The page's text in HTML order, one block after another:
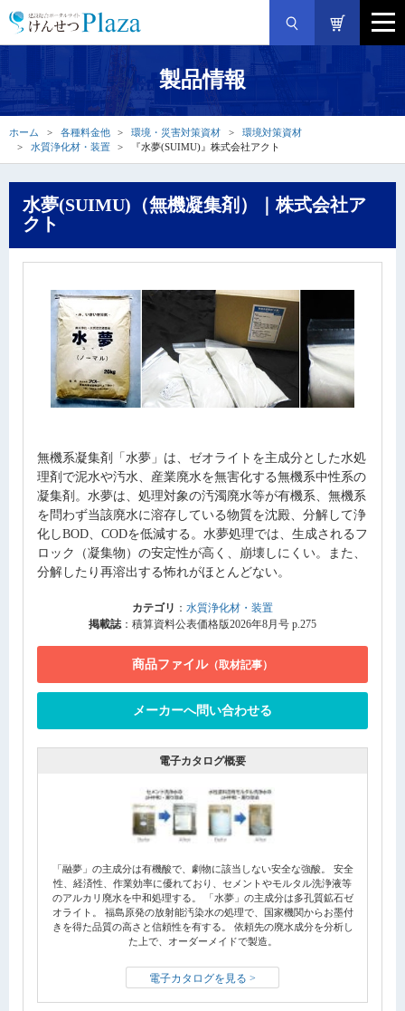
製品情報
ホーム 各種料金他 環境・災害対策資材
環境対策資材
水質浄化材・装置
『水夢(SUIMU)』株式会社アクト
水夢(SUIMU)（無機凝集剤）｜株式会社ア
クト
無機系凝集剤「水夢」は、ゼオライトを主成分とした水処
理剤で泥水や汚水、産業廃水を無害化する無機系中性系の
凝集剤。水夢は、処理対象の汚濁廃水等が有機系、無機系
を問わず当該廃水に溶存している物質を沈殿、分解して浄
化しBOD、CODを低減する。水夢処理では、生成されるフ
ロック（凝集物）の安定性が高く、崩壊しにくい。また、
分解したり再溶出する怖れがほとんどない。
カテゴリ ： 水質浄化材・装置
掲載誌：積算資料公表価格版2026年8月号 p.275
商品ファイル（取材記事）
メーカーへ問い合わせる
電子カタログ概要
「融夢」の主成分は有機酸で、劇物に該当しない安全な強酸。 安全
性、経済性、作業効率に優れており、セメントやモルタル洗浄液等
のアルカリ廃⽔を中和処理する。 「⽔夢」の主成分は多孔質鉱⽯ゼ
オライト。 福島原発の放射能汚染⽔の処理で、国家機関からお墨付
きを得た品質の⾼さと信頼性を有する。 依頼先の廃⽔成分を分析し
た上で、オーダーメイドで製造。
電子カタログを見る >